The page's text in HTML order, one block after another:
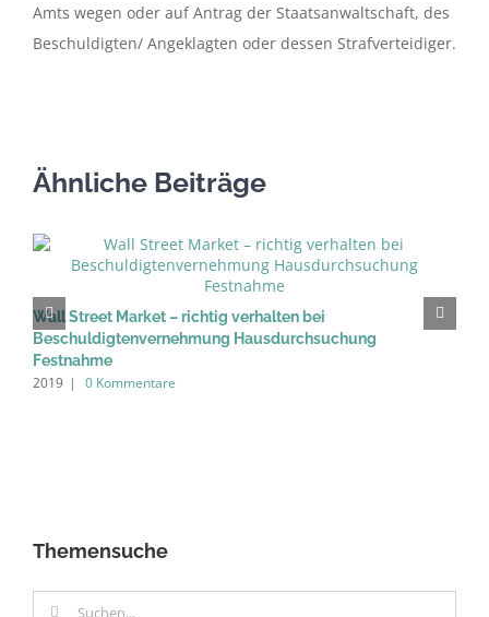
Amts wegen oder auf Antrag der Staatsanwaltschaft, des
Beschuldigten/ Angeklagten oder dessen Strafverteidiger.
Ähnliche Beiträge
Wall Street Market – richtig verhalten bei
Beschuldigtenvernehmung Hausdurchsuchung
Festnahme
2019 | 0 Kommentare
Themensuche
Suche